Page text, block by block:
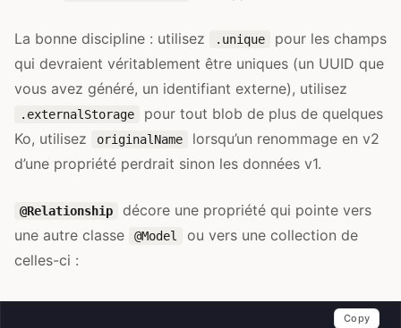
La bonne discipline : utilisez .unique
pour les champs
qui devraient véritablement être uniques (un UUID que
vous avez généré, un identifiant externe), utilisez
.externalStorage
pour tout blob de plus de quelques
Ko, utilisez
originalName
lorsqu’un renommage en v2
d’une propriété perdrait sinon les données v1.
@Relationship
décore une propriété qui pointe vers
une autre classe
@Model
ou vers une collection de
celles-ci :
Copy